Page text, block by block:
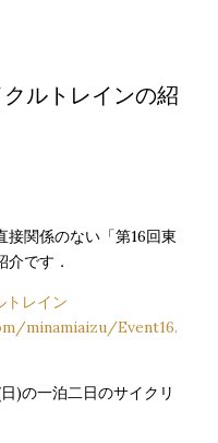
ルトレインの紹
接関係のない「第16回東
です．
トレイン
minamiaizu/Event16.
)の一泊二日のサイクリ